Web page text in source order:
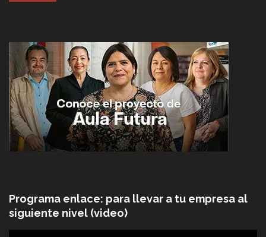
Programa enlace: para llevar a tu empresa al
siguiente nivel (video)